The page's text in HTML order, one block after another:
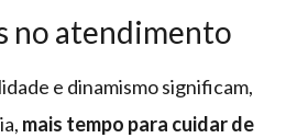
no atendimento
e dinamismo significam,
mais tempo para cuidar de